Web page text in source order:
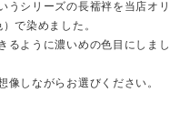
うシリーズの長襦袢を当店オリ
で染めました。
るように濃いめの色目にしまし
しながらお選びください。